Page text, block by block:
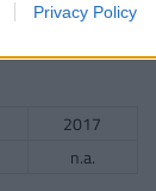
Privacy Policy
1310.467
2017
n.a.